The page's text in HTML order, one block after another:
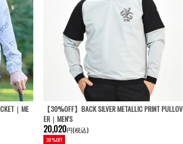
｜ME
【30%OFF】BACK SILVER METALLIC PRINT PULLOV
ER｜MEN'S
20,020円(税込)
30%OFF